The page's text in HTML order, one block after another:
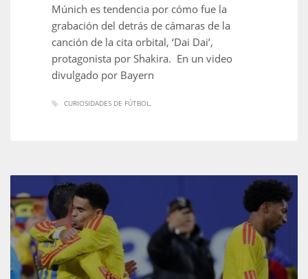
Múnich es tendencia por cómo fue la
grabación del detrás de cámaras de la
canción de la cita orbital, ‘Dai Dai’,
protagonista por Shakira. En un video
divulgado por Bayern
CURIOSIDADES DE FÚTBOL